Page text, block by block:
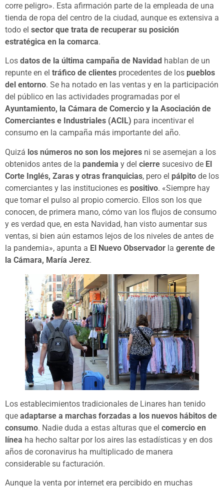
corre peligro». Esta afirmación parte de la empleada de una
tienda de ropa del centro de la ciudad, aunque es extensiva a
todo el sector que trata de recuperar su posición
estratégica en la comarca.
Los datos de la última campaña de Navidad hablan de un
repunte en el tráfico de clientes procedentes de los pueblos
del entorno. Se ha notado en las ventas y en la participación
del público en las actividades programadas por el
Ayuntamiento, la Cámara de Comercio y la Asociación de
Comerciantes e Industriales (ACIL) para incentivar el
consumo en la campaña más importante del año.
Quizá los números no son los mejores ni se asemejan a los
obtenidos antes de la pandemia y del cierre sucesivo de El
Corte Inglés, Zaras y otras franquicias, pero el pálpito de los
comerciantes y las instituciones es positivo. «Siempre hay
que tomar el pulso al propio comercio. Ellos son los que
conocen, de primera mano, cómo van los flujos de consumo
y es verdad que, en esta Navidad, han visto aumentar sus
ventas, si bien aún estamos lejos de los niveles de antes de
la pandemia», apunta a El Nuevo Observador la gerente de
la Cámara, María Jerez.
Los establecimientos tradicionales de Linares han tenido
que adaptarse a marchas forzadas a los nuevos hábitos de
consumo. Nadie duda a estas alturas que el comercio en
línea ha hecho saltar por los aires las estadísticas y en dos
años de coronavirus ha multiplicado de manera
considerable su facturación.
Aunque la venta por internet era percibido en muchas